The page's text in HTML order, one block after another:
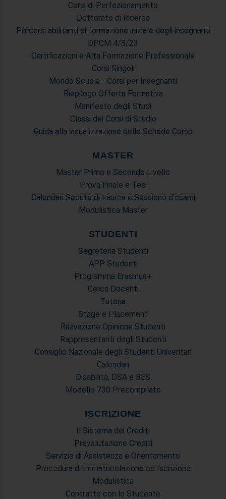
Corsi di Perfezionamento
Dottorato di Ricerca
Percorsi abilitanti di formazione iniziale degli insegnanti
DPCM 4/8/23
Certificazioni e Alta Formazione Professionale
Corsi Singoli
Mondo Scuola - Corsi per Insegnanti
Riepilogo Offerta Formativa
Manifesto degli Studi
Classi dei Corsi di Studio
Guida alla visualizzazione delle Schede Corso
MASTER
Master Primo e Secondo Livello
Prova Finale e Tesi
Calendari Sedute di Laurea e Sessione d'esami
Modulistica Master
STUDENTI
Segreteria Studenti
APP Studenti
Programma Erasmus+
Cerca Docenti
Tutoria
Stage e Placement
Rilevazione Opinione Studenti
Rappresentanti degli Studenti
Consiglio Nazionale degli Studenti Univeritari
Calendari
Disabilità, DSA e BES
Modello 730 Precompilato
ISCRIZIONE
Il Sistema dei Crediti
Prevalutazione Crediti
Servizio di Assistenza e Orientamento
Procedura di Immatricolazione ed Iscrizione
Modulistica
Contratto con lo Studente